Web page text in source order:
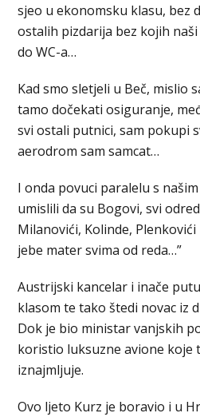
sjeo u ekonomsku klasu, bez
ostalih pizdarija bez kojih
do WC-a…
Kad smo sletjeli u Beč, mislio
tamo dočekati osiguranje,
svi ostali putnici, sam pokupi
aerodrom sam samcat…
I onda povuci paralelu s
umislili da su Bogovi, svi
Milanovići, Kolinde,
jebe mater svima od reda…”
Austrijski kancelar i inače
klasom te tako štedi novac iz
Dok je bio ministar vanjskih
koristio luksuzne avione koje
iznajmljuje.
Ovo ljeto Kurz je boravio i u